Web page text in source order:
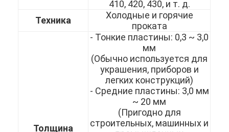
410, 420, 430, и т. д.
Техника
Холодные и горячие
проката
Толщина
- Тонкие пластины: 0,3 ~ 3,0
мм
(Обычно используется для
украшения, приборов и
легких конструкций)
- Средние пластины: 3,0 мм
~ 20 мм
(Пригодно для
строительных, машинных и